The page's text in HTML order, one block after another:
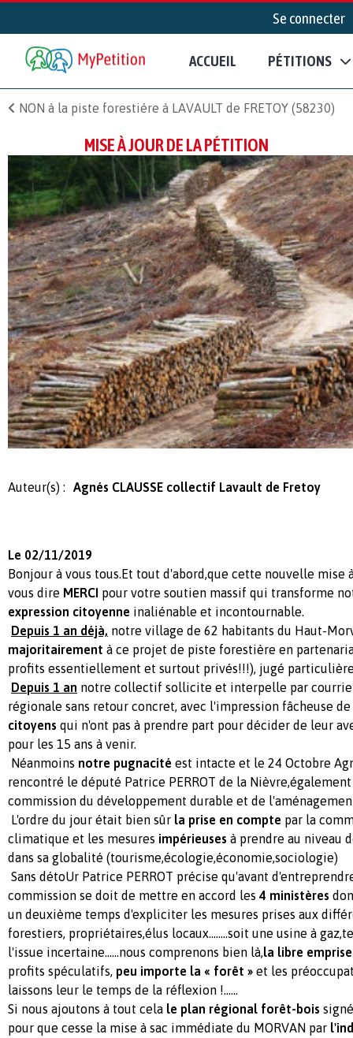
Se connecter
ACCUEIL PÉTITIONS
NON à la piste forestiére à LAVAULT de FRETOY (58230)
MISE À JOUR DE LA PÉTITION
Auteur(s) : Agnés CLAUSSE collectif Lavault de Fretoy
Le 02/11/2019
Bonjour à vous tous.Et tout d'abord,que cette nouvelle mise
vous dire MERCI pour votre soutien massif qui transforme
expression citoyenne inaliénable et incontournable.
Depuis 1 an déjà, notre village de 62 habitants du Haut-
majoritairement à ce projet de piste forestière en
profits essentiellement et surtout privés!!!), jugé
Depuis 1 an notre collectif sollicite et interpelle par
régionale sans retour concret, avec l'impression fâcheuse
citoyens qui n'ont pas à prendre part pour décider de leur
pour les 15 ans à venir.
Néanmoins notre pugnacité est intacte et le 24 Octobre
rencontré le député Patrice PERROT de la
commission du développement durable et de
L'ordre du jour était bien sûr la prise en compte par la
climatique et les mesures impérieuses à prendre au niveau
dans sa globalité (tourisme,écologie,économie,sociologie)
Sans détoUr Patrice PERROT précise qu'avant
commission se doit de mettre en accord les 4 ministères
un deuxième temps d'expliciter les mesures prises aux
forestiers, propriétaires,élus locaux........soit une usine à
l'issue incertaine......nous comprenons bien là,la libre emprise
profits spéculatifs, peu importe la « forêt » et les
laissons leur le temps de la réflexion !......
Si nous ajoutons à tout cela le plan régional forêt-bois
pour que cesse la mise à sac immédiate du MORVAN par